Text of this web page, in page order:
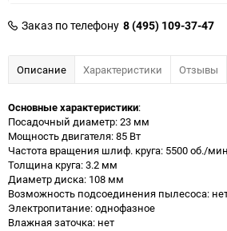
Заказ по телефону 8 (495) 109-37-47
Описание Характеристики Отзывы
Основные характеристики:
Посадочный диаметр: 23 мм
Мощность двигателя: 85 Вт
Частота вращения шлиф. круга: 5500 об./мин
Толщина круга: 3.2 мм
Диаметр диска: 108 мм
Возможность подсоединения пылесоса:
Электропитание: однофазное
Влажная заточка: нет